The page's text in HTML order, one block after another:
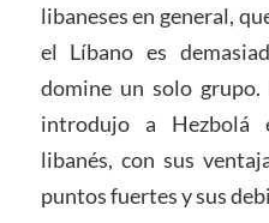
libaneses en general,
el Líbano es
domine un solo grupo.
introdujo a Hezbolá
libanés, con sus
puntos fuertes y sus